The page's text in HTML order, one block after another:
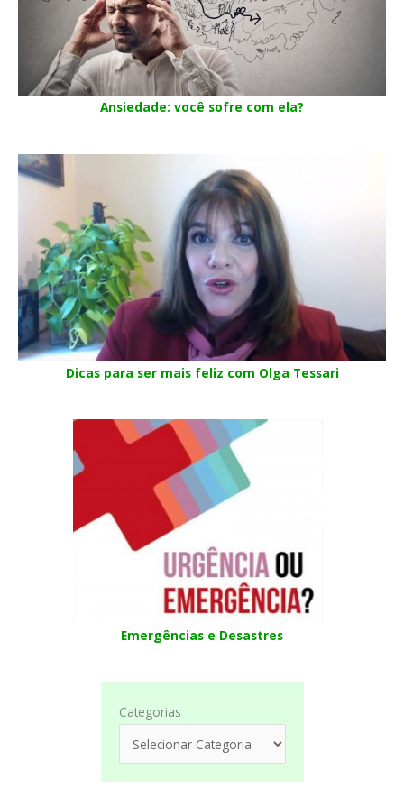
Ansiedade: você sofre com ela?
Dicas para ser mais feliz com Olga Tessari
Emergências e Desastres
Categorias